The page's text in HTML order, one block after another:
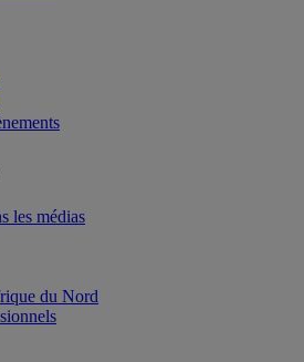
les médias
du Nord